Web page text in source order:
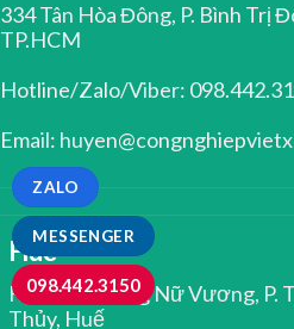
334 Tân Hòa Đông, P. Bình Trị
TP.HCM
Hotline/Zalo/Viber:
Email:
Huế
Kiệt 344 Trưng Nữ Vương, P.
Thủy, Huế
MESSENGER
ZALO
098.442.3150